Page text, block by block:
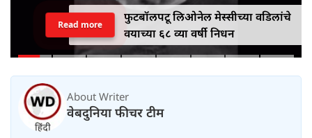
फुटबॉलपटू लिओनेल मेस्सीच्या वडिलांचे
वयाच्या ६८ व्या वर्षी निधन
Read more
About Writer
वेबदुनिया फीचर टीम